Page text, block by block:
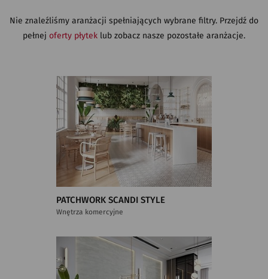
Nie znaleźliśmy aranżacji spełniających wybrane filtry. Przejdź do
pełnej oferty płytek lub zobacz nasze pozostałe aranżacje.
PATCHWORK SCANDI STYLE
Wnętrza komercyjne